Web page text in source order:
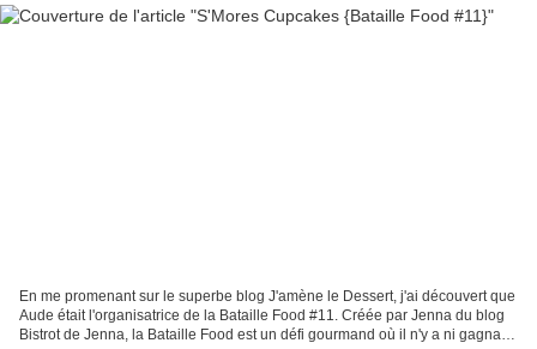
En me promenant sur le superbe blog J'amène le Dessert, j'ai découvert que
Aude était l'organisatrice de la Bataille Food #11. Créée par Jenna du blog
Bistrot de Jenna, la Bataille Food est un défi gourmand où il n'y a ni gagnant